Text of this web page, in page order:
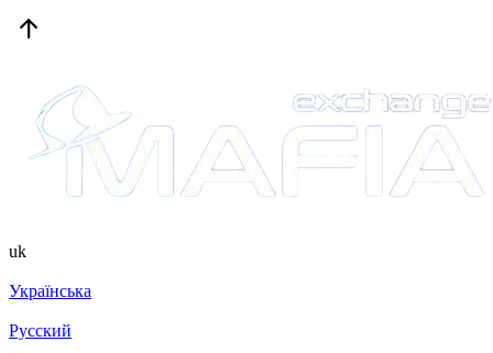
uk
Українська
Русский